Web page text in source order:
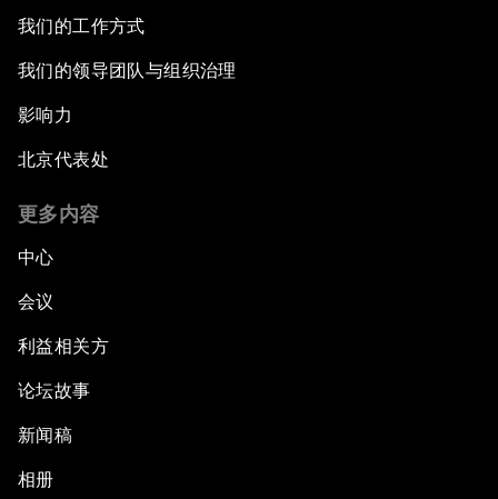
我们的工作方式
我们的领导团队与组织治理
影响力
北京代表处
更多内容
中心
会议
利益相关方
论坛故事
新闻稿
相册